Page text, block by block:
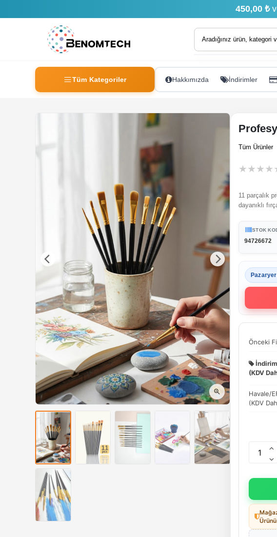
450,00 ₺
Tüm Kategoriler Hakkımızda İndirimler
Tüm Ürünler
★★★★
11 parçalık
dayanıklı
STOK
94726672
Önceki
(KDV
Havale/
(KDV